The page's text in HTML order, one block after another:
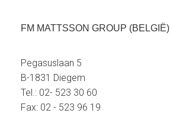
FM MATTSSON GROUP (BELGIË)
Pegasuslaan 5
B-1831 Diegem
Tel.: 02- 523 30 60
Fax: 02 - 523 96 19